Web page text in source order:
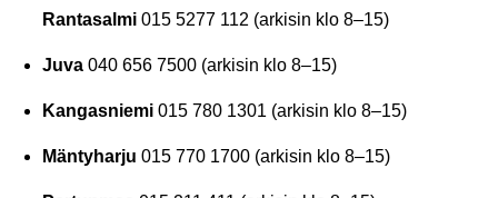
Ran­ta­sal­mi015 5277 112 (ar­ki­sin klo 8–15)
Juva040 656 7500 (ar­ki­sin klo 8–15)
Kan­gas­nie­mi015 780 1301 (ar­ki­sin klo 8–15)
Män­ty­har­ju 015 770 1700 (ar­ki­sin klo 8–15)